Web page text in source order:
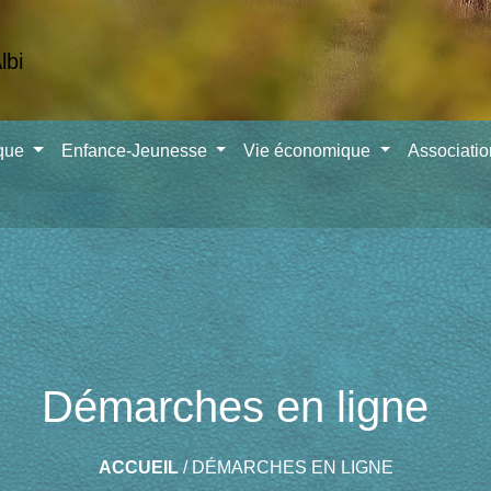
Enfance-Jeunesse Vie économique
Démarches en ligne
ACCUEIL/DÉMARCHES EN LIGNE